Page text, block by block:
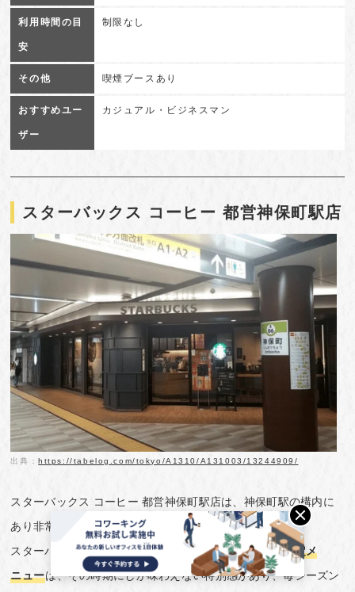
利用時間の目
安
制限なし
その他 喫煙ブースあり
おすすめユー
ザー
カジュアル・ビジネスマン
スターバックス コーヒー 都営神保町駅店
出典：https://tabelog.com/tokyo/A1310/A131003/13244909/
スターバックス コーヒー 都営神保町駅店は、神保町駅の構内に
あり非常に便利です♪
スターバックスの一番の魅力は、
季節ごとに登場する限定メ
ニューは、その時期にしか味わえない特別感があり、毎シーズン